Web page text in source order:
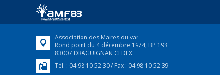
FEUILLETER
Association des Maires du var
Rond point du 4 décembre 1974, BP 198
83007 DRAGUIGNAN CEDEX
Tél. : 04 98 10 52 30 / Fax : 04 98 10 52 39